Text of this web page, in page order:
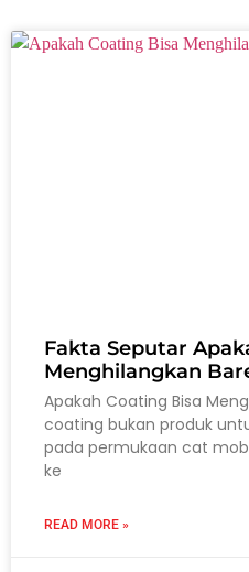
Fakta Seputar
Menghilangkan
Apakah Coating Bisa
coating bukan produk
pada permukaan cat
ke
READ MORE »